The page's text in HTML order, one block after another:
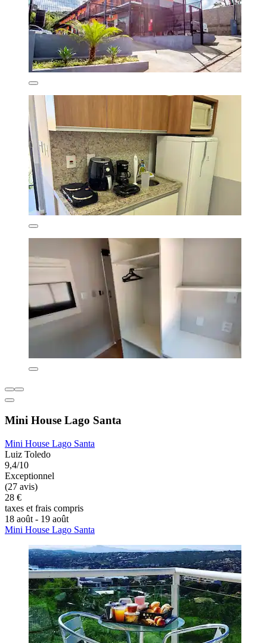
Mini House Lago Santa
Mini House Lago Santa
Luiz Toledo
9,4/10
Exceptionnel
(27 avis)
28 €
taxes et frais compris
18 août - 19 août
Mini House Lago Santa